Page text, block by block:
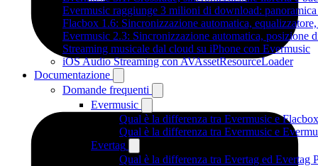
Evermusic raggiunge 3 milioni di download:
Flacbox 1.6: Sincronizzazione automatica,
Evermusic 2.3: Sincronizzazione automatica, posizione
Streaming musicale dal cloud su iPhone con Evermusic
iOS Audio Streaming con AVAssetResourceLoader
Documentazione
Domande frequenti
Evermusic
Qual è la differenza tra Evermusic e Flacbox
Qual è la differenza tra Evermusic e
Evertag
Qual è la differenza tra Evertag ed Evertag